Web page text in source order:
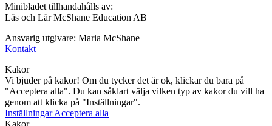
Minibladet tillhandahålls av:
Läs och Lär McShane Education AB
Ansvarig utgivare: Maria McShane
Kontakt
Kakor
Vi bjuder på kakor! Om du tycker det är ok, klickar du bara på
"Acceptera alla". Du kan såklart välja vilken typ av kakor du vill ha
genom att klicka på "Inställningar".
InställningarAcceptera alla
Kakor